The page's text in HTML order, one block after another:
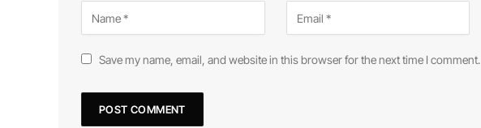
Save my name, email, and website in this browser for the next time I comment.